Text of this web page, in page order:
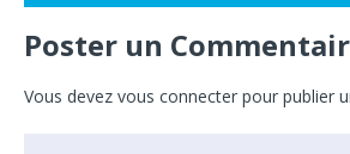
Poster un
Vous devez vous connecter pour publier